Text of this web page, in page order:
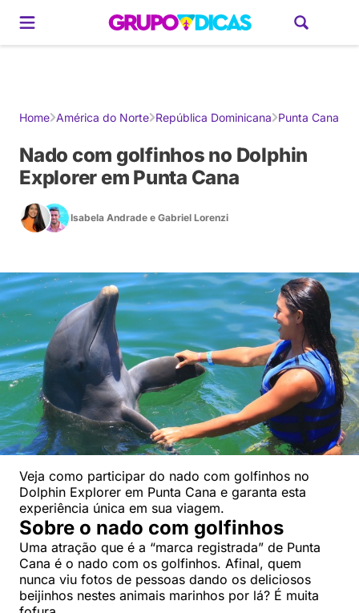
Gerador de RoteirosAmérica do SulBrasilCaribe EuropaEstados
Home América do Norte República Dominicana Punta Cana
Nado com golfinhos no Dolphin
Explorer em Punta Cana
Isabela Andrade e Gabriel Lorenzi
Veja como participar do nado com golfinhos no
Dolphin Explorer em Punta Cana e garanta esta
experiência única em sua viagem.
Sobre o nado com golfinhos
Uma atração que é a “marca registrada” de Punta
Cana é o nado com os golfinhos. Afinal, quem
nunca viu fotos de pessoas dando os deliciosos
beijinhos nestes animais marinhos por lá? É muita